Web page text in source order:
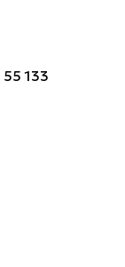
133